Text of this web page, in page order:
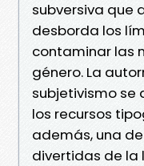
subversiva que
desborda los
contaminar las
género. La
subjetivismo se
los recursos
además, una
divertidas de la